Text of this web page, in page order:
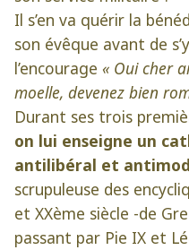
Il s’en va quérir la
son évêque avant de
l’encourage « Oui cher
moelle, devenez bien
Durant ses trois
on lui enseigne un
antilibéral et
scrupuleuse des
et XXème siècle -de
passant par Pie IX et